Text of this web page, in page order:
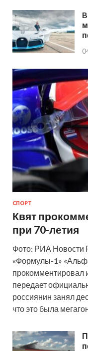
СПОРТ
Квят
при 70-летия
Фото: РИА Новости
«Формулы-1»
прокомментировал
передает
россиянин занял
что это была